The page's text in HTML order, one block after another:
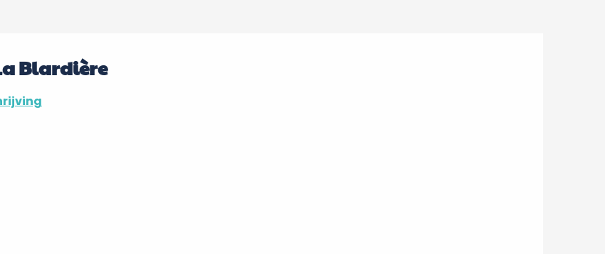
Blardière